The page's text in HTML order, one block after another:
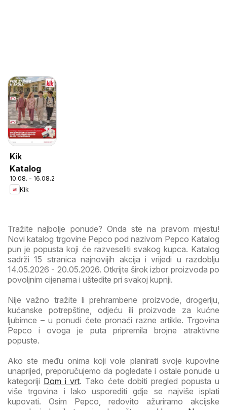
Kik
Katalog
10.08. - 16.08.2026
Kik
Tražite najbolje ponude? Onda ste na pravom mjestu!
Novi katalog trgovine Pepco pod nazivom Pepco Katalog
pun je popusta koji će razveseliti svakog kupca. Katalog
sadrži 15 stranica najnovijih akcija i vrijedi u razdoblju
14.05.2026 - 20.05.2026. Otkrijte širok izbor proizvoda po
povoljnim cijenama i uštedite pri svakoj kupnji.
Nije važno tražite li prehrambene proizvode, drogeriju,
kućanske potrepštine, odjeću ili proizvode za kućne
ljubimce – u ponudi ćete pronaći razne artikle. Trgovina
Pepco i ovoga je puta pripremila brojne atraktivne
popuste.
Ako ste među onima koji vole planirati svoje kupovine
unaprijed, preporučujemo da pogledate i ostale ponude u
kategoriji Dom i vrt. Tako ćete dobiti pregled popusta u
više trgovina i lako usporediti gdje se najviše isplati
kupovati. Osim Pepco, redovito ažuriramo akcijske